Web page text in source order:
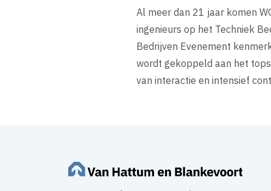
Al meer dan 21 jaar komen
ingenieurs op het Techniek
Bedrijven Evenement
wordt gekoppeld aan het
van interactie en intensief